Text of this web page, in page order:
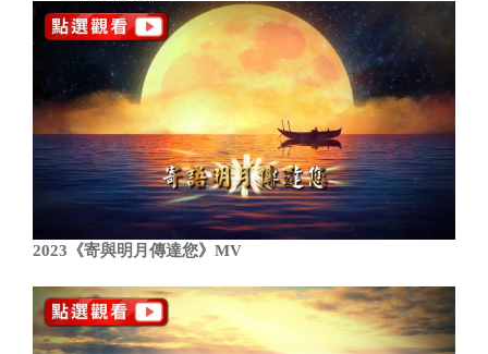
2023《寄與明月傳達您》MV